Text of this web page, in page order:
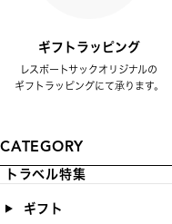
ギフトラッピング
レスポートサックオリジナルの
ギフトラッピングにて承ります。
CATEGORY
トラベル特集
ギフト